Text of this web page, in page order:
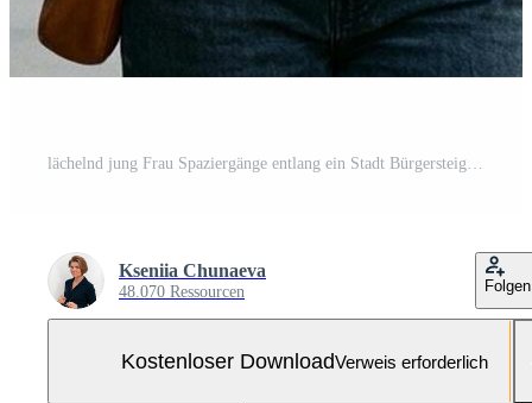
lächelnd jung Frau Spaziergänge entlang ein Stadt Bürgersteig halten Kaffee und reden auf ein Smartphone, beiläufig Straße Szene mit Sanft Hintergrund verwischen, optimistisch täglich pendeln Stimmung Kostenloses Foto
Kseniia Chunaeva
48.070 Ressourcen Folgen
Kostenloser DownloadVerweis erforderlich